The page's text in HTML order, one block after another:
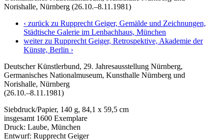
‹ zurück zu Rupprecht Geiger, Gemälde und Zeichnungen,
Städtische Galerie im Lenbachhaus, München
weiter zu Rupprecht Geiger, Retrospektive, Akademie der
Künste, Berlin ›
Deutscher Künstlerbund, 29. Jahresausstellung Nürnberg,
Germanisches Nationalmuseum, Kunsthalle Nürnberg und
Norishalle, Nürnberg
(26.10.–8.11.1981)
Siebdruck/Papier, 140 g, 84,1 x 59,5 cm
insgesamt 1600 Exemplare
Druck: Laube, München
Entwurf: Rupprecht Geiger